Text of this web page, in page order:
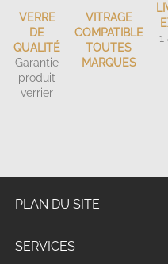
VERRE
DE
QUALITÉ
Garantie
produit
verrier
VITRAGE
COMPATIBLE
TOUTES
MARQUES
1
PLAN DU SITE
SERVICES